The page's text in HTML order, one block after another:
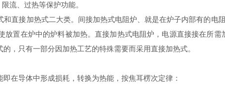
流、过热等保护功能。
接加热式二大类。间接加热式电阻炉、就是在炉子内部有的电
置在炉中的炉料被加热。直接加热式电阻炉，电源直接接在所
，只有一部分因加热工艺的特殊需要而采用直接加热式。
导体中形成损耗，转换为热能，按焦耳楞次定律：